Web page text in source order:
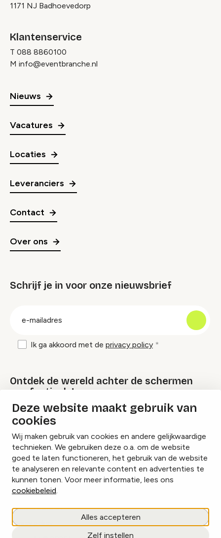
Deze website maakt gebruik van
cookies
Wij maken gebruik van cookies en andere gelijkwaardige
technieken. We gebruiken deze o.a. om de website
goed te laten functioneren, het gebruik van de website
te analyseren en relevante content en advertenties te
kunnen tonen. Voor meer informatie, lees ons
cookiebeleid.
Alles accepteren
Zelf instellen
1171 NJ Badhoevedorp
Klantenservice
T 088 8860100
M info@eventbranche.nl
Nieuws
Vacatures
Locaties
Leveranciers
Contact
Over ons
Schrijf je in voor onze nieuwsbrief
Ik ga akkoord met de privacy policy
Ontdek de wereld achter de schermen
van festivals!
Lees onze Festival Specials
InstagramFacebookLinkedIn
Cookies beheren
Privacy policy